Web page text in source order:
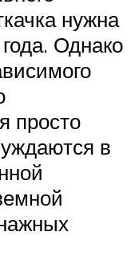
нужна
Однако
просто
в